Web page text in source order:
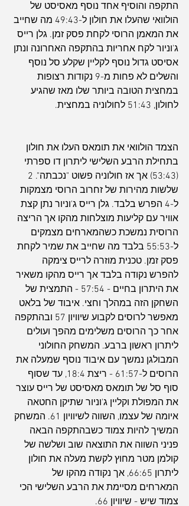
התקפה והוסיף אחד נוסף מאסיסט של
הולוואי שהעלו את חולון ל-49:43 מה שחייב
את המאמן הרוסי לקחת פסק זמן. גלן רייס
ג'וניור לקח אחריות בהתקפה האחרונה ונתן
אסיסט גדול נוסף לקליין שקלע סל נוסף
והשלים לא פחות מ-9 נקודות רצופות
במחצית הטובה ביותר שלו מאז שהגיע
לחולון, 51:43 לחולוניה במחצית.
הצמד הולוואי את תומאס העלו את חולון
בתחילת הרבע השלישי ליתרון דו ספרתי
שלשות מהירות של זחרוב הרוסי מצמקות
ל-4 הפרש בלבד. גלן רייס ג'וניור נתן קצת
אוויר עם קליעות מוצלחות מהקו אך הריצה
הרוסית נמשכת כשהמארחים מצמקים
ל-55:53 בלבד מה שחייב את שמיר לקחת
פסק זמן. טכנית מוזרה לרייס צימקה
להפרש נקודה בלבד אך רייס מהקו משאיר
את היתרון בחיים - 57:54 - התמצית של
השחקן הזה במהלך וחצי. איבוד של בלאט
מאפשר לרוסים לקבוע שיוויון 57 ובהתקפה
אחר כך הרוסים משלימים מהפך ועולים
ליתרון ראשון ברבע. המשחק החולוני
המבולגן נמשך עם איבוד נוסף שמעלה את
הרוסים ל-61:57 - ריצת 18:4, עד שסוף
סוף סל של תומאס מאסיסט של רייס עוצר
את המפולת וקליין ג'וניור שתיקן החטאה
איומה של עצמו, השווה לשיוויון 61. המשחק
המשיך להיות צמוד כשבהתקפה הבאה
פניני השווה את התוצאה שוב ושלשה של
קולמן מטר מחוץ לקשת מעלה את חולון
ליתרון 66:65, אך נקודה מהקו של
המארחים מסיימת את הרבע השלישי הכי
צמוד שיש - שיוויון 66.